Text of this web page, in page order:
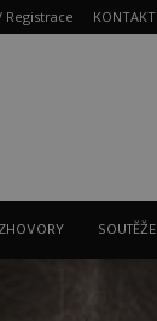
Registrace KONTAKT
SOUTĚŽE